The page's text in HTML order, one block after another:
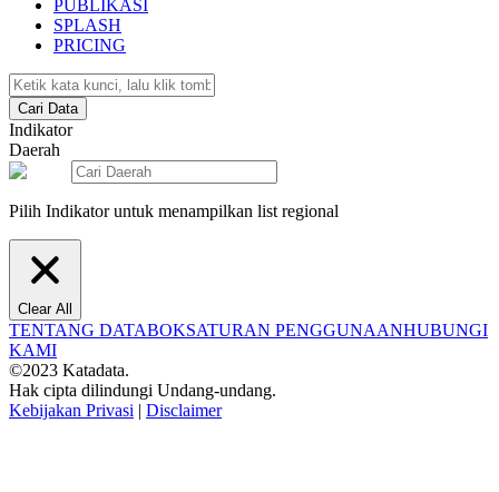
PUBLIKASI
SPLASH
PRICING
Cari Data
Indikator
Daerah
Pilih Indikator untuk menampilkan list regional
Clear All
TENTANG DATABOKSATURAN PENGGUNAANHUBUNGI
KAMI
©2023 Katadata.
Hak cipta dilindungi Undang-undang.
Kebijakan Privasi | Disclaimer